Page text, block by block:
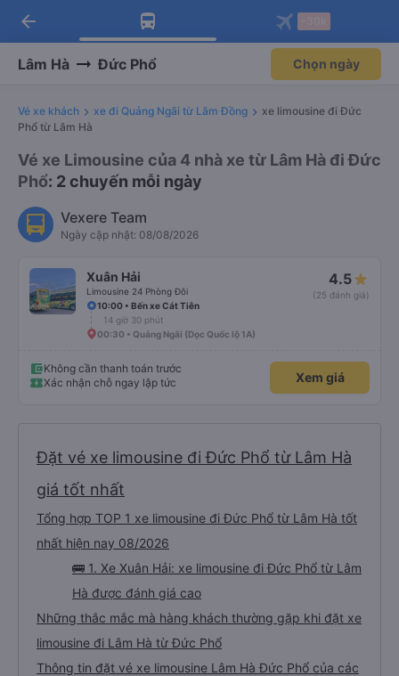
Tải app Vexere ngay!
Nhận ưu đãi thành viên độc
Mở app
Tải app Vexere
-30k/ghế khi đặt vé máy bay qua
Mở app
arrow_back
Lâm Hà Đức Phổ Chọn ngày
Vé xe khách xe đi Quảng Ngãi từ Lâm Đồng
xe limousine đi Đức
Phổ từ Lâm Hà
Vé xe Limousine của 4 nhà xe từ Lâm Hà đi Đức
Phổ: 2 chuyến mỗi ngày
Vexere Team
Ngày cập nhật: 08/08/2026
Xuân Hải
Limousine 24 Phòng Đôi
4.5
(25 đánh giá)
10:00 • Bến xe Cát Tiên
14 giờ 30 phút
00:30 • Quảng Ngãi (Dọc Quốc lộ 1A)
Không cần thanh toán trước
Xác nhận chỗ ngay lập tức
Xem giá
Đặt vé xe limousine đi Đức Phổ từ Lâm Hà
giá tốt nhất
Tổng hợp TOP 1 xe limousine đi Đức Phổ từ Lâm Hà tốt
nhất hiện nay 08/2026
🚌 1. Xe Xuân Hải: xe limousine đi Đức Phổ từ Lâm
Hà được đánh giá cao
Những thắc mắc mà hàng khách thường gặp khi đặt xe
limousine đi Lâm Hà từ Đức Phổ
Thông tin đặt vé xe limousine Lâm Hà Đức Phổ của các